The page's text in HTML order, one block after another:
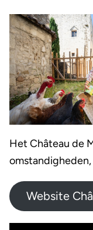
Het Château de
Website